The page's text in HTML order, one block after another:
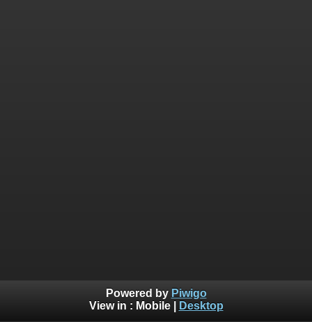
Powered by Piwigo
View in : Mobile| Desktop